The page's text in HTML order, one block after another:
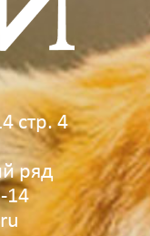
стр. 4
ряд